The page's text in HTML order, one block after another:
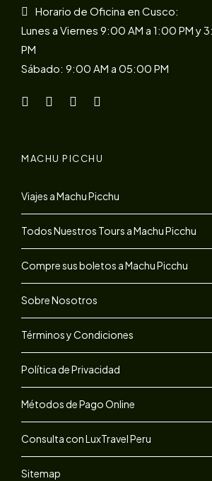
Horario de Oficina en Cusco:
Lunes a Viernes 9:00 AM a 1:00 PM y
PM
Sábado: 9:00 AM a 05:00 PM
MACHU PICCHU
Viajes a Machu Picchu
Todos Nuestros Tours a Machu Picchu
Compre sus boletos a Machu Picchu
Sobre Nosotros
Términos y Condiciones
Política de Privacidad
Métodos de Pago Online
Consulta con LuxTravel Peru
Sitemap